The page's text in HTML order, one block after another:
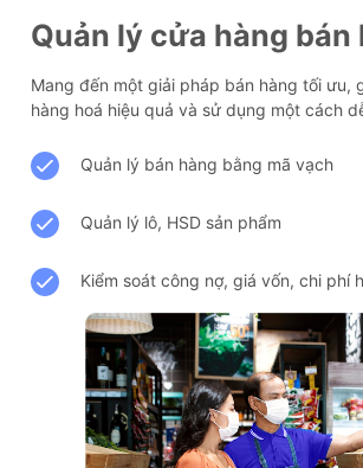
Quản lý cửa hàng bán
Mang đến một giải pháp bán hàng tối ưu,
hàng hoá hiệu quả và sử dụng một cách
Quản lý bán hàng bằng mã vạch
Quản lý lô, HSD sản phẩm
Kiểm soát công nợ, giá vốn, chi phí